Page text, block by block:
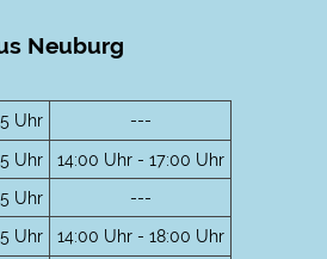
Neuburg
Uhr
---
Uhr
14:00 Uhr - 17:00 Uhr
Uhr
---
Uhr 14:00 Uhr - 18:00 Uhr